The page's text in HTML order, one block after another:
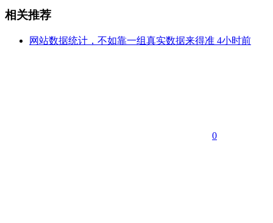
相关推荐
网站数据统计，不如靠一组真实数据来得准 4小时前
0